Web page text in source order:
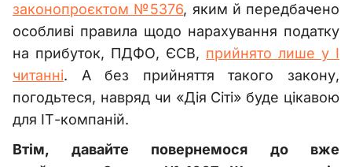
законопроєктом №5376, яким й передбачено
особливі правила щодо нарахування податку
на прибуток, ПДФО, ЄСВ, прийнято лише у І
читанні. А без прийняття такого закону,
погодьтеся, навряд чи «Дія Сіті» буде цікавою
для ІТ-компаній.
Втім, давайте повернемося до вже